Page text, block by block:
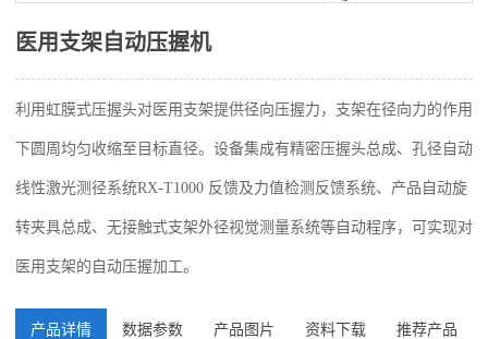
医用支架自动压握机
利用虹膜式压握头对医用支架提供径向压握力，支架在径向力的作用
下圆周均匀收缩至目标直径。设备集成有精密压握头总成、孔径自动
线性激光测径系统RX-T1000 反馈及力值检测反馈系统、产品自动旋
转夹具总成、无接触式支架外径视觉测量系统等自动程序，可实现对
医用支架的自动压握加工。
产品详情 数据参数 产品图片 资料下载 推荐产品